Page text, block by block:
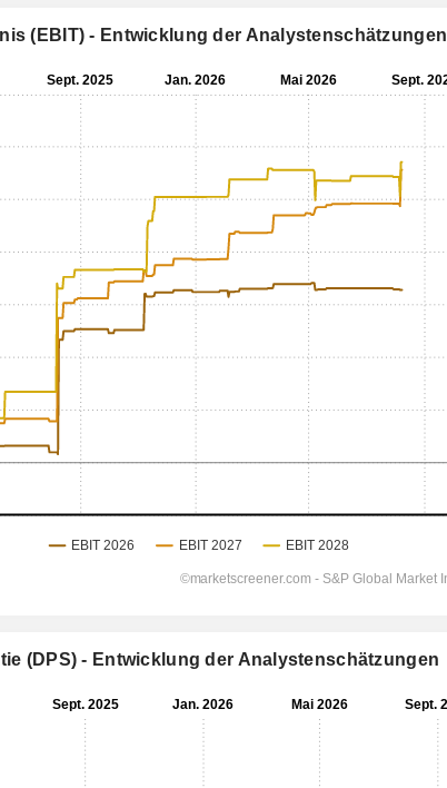
(EBIT) - Entwicklung der Analystenschätzungen
(DPS) - Entwicklung der Analystenschätzungen